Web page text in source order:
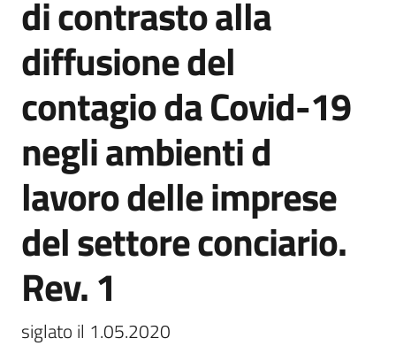
vigilanza
Servizi
per
la
Ambiti
INAIL
di contrasto alla
diffusione del
contagio da Covid-19
negli ambienti d
lavoro delle imprese
del settore conciario.
Rev. 1
siglato il 1.05.2020